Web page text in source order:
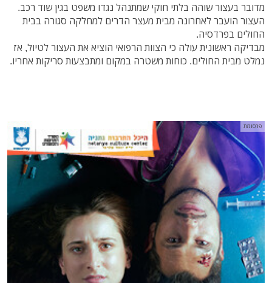
מדובר בעצור שוהה בלתי חוקי שמתנהל נגדו משפט בגין שוד רכב.
העצור הועבר לאחרונה מבית מעצר הדרים למחלקה סגורה בבית
החולים בפרדסיה.
מבדיקה ראשונית עולה כי הצוות הרפואי הוציא את העצור לטיול, אז
נמלט מבית החולים. כוחות משטרה במקום ומתבצעות סריקות אחריו.
פרסומת